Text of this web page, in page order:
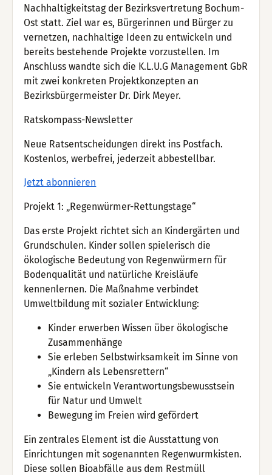
Nachhaltigkeitstag der Bezirksvertretung Bochum-
Ost statt. Ziel war es, Bürgerinnen und Bürger zu
vernetzen, nachhaltige Ideen zu entwickeln und
bereits bestehende Projekte vorzustellen. Im
Anschluss wandte sich die K.L.U.G Management GbR
mit zwei konkreten Projektkonzepten an
Bezirksbürgermeister Dr. Dirk Meyer.
Ratskompass-Newsletter
Neue Ratsentscheidungen direkt ins Postfach.
Kostenlos, werbefrei, jederzeit abbestellbar.
Jetzt abonnieren
Projekt 1: „Regenwürmer-Rettungstage“
Das erste Projekt richtet sich an Kindergärten und
Grundschulen. Kinder sollen spielerisch die
ökologische Bedeutung von Regenwürmern für
Bodenqualität und natürliche Kreisläufe
kennenlernen. Die Maßnahme verbindet
Umweltbildung mit sozialer Entwicklung:
Kinder erwerben Wissen über ökologische
Zusammenhänge
Sie erleben Selbstwirksamkeit im Sinne von
„Kindern als Lebensrettern“
Sie entwickeln Verantwortungsbewusstsein
für Natur und Umwelt
Bewegung im Freien wird gefördert
Ein zentrales Element ist die Ausstattung von
Einrichtungen mit sogenannten Regenwurmkisten.
Diese sollen Bioabfälle aus dem Restmüll